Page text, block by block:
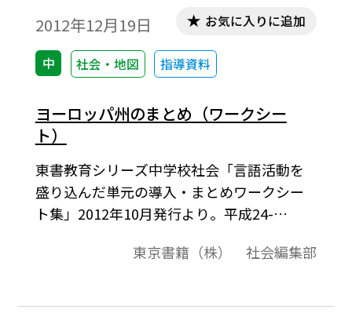
2012年12月19日
中 社会・地図 指導資料
お気に入りに追加
ヨーロッパ州のまとめ（ワークシー
ト）
東書教育シリーズ中学校社会「言語活動を
盛り込んだ単元の導入・まとめワークシー
ト集」2012年10月発行より。平成24-
理p.55～64に対応。ヨーロッパ州の学習の
まとめましょう。また 「ヨーロッパの
東京書籍（株） 社会編集部